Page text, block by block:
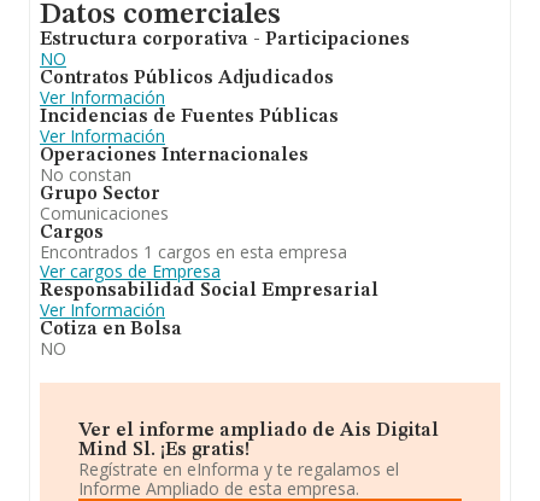
Datos comerciales
Estructura corporativa - Participaciones
NO
Contratos Públicos Adjudicados
Ver Información
Incidencias de Fuentes Públicas
Ver Información
Operaciones Internacionales
No constan
Grupo Sector
Comunicaciones
Cargos
Encontrados 1 cargos en esta empresa
Ver cargos de Empresa
Responsabilidad Social Empresarial
Ver Información
Cotiza en Bolsa
NO
Ver el informe ampliado de Ais Digital
Mind Sl. ¡Es gratis!
Regístrate en eInforma y te regalamos el
Informe Ampliado de esta empresa.